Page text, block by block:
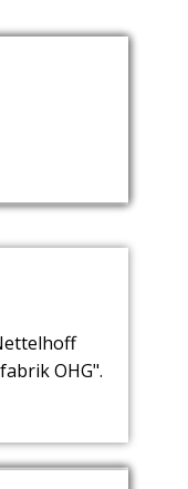
durch
und
OHG".